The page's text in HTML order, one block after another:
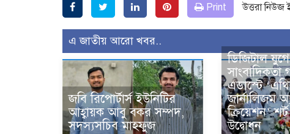
Print উত্তরা নিউজ
এ জাতীয় আরো খবর..
জবি রিপোর্টার্স ইউনিটির
আহ্বায়ক আবু বকর সম্পদ,
সদস্যসচিব মাহফুজ
ডিজিটাল
এডাস্টে
জার্নালিজম
ক্রিয়েশন’
উদ্বোধন